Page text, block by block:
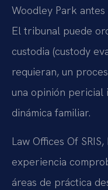
Woodley Park antes
El tribunal puede
custodia (custody
requieran, un
una opinión pericial
dinámica familiar.
Law Offices Of
experiencia
áreas de práctica